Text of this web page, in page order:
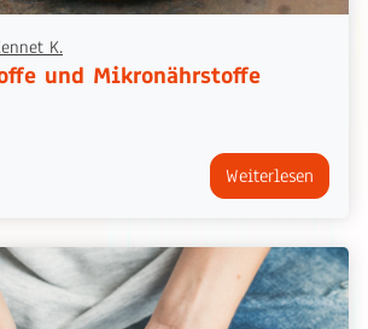
K.
und Mikronährstoffe
Weiterlesen